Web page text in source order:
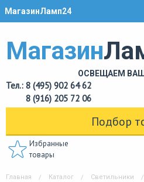
МагазинЛамп24
Магазин
ОСВЕЩАЕМ
Тел.: 8 (495) 902 64 62
8 (916) 205 72 06
Подбор
Избранные
товары
Главная Каталог
Светильники